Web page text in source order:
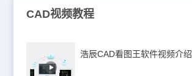
CAD视频教程
浩辰CAD看图王软件视频介绍